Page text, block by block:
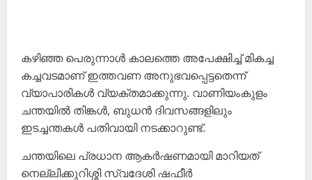
കഴിഞ്ഞ പെരുന്നാൾ കാലത്തെ അപേക്ഷിച്ച് മികച്ച
കച്ചവടമാണ് ഇത്തവണ അനുഭവപ്പെട്ടതെന്ന്
വ്യാപാരികൾ വ്യക്തമാക്കുന്നു. വാണിയംകുളം
ചന്തയിൽ തിങ്കൾ, ബുധൻ ദിവസങ്ങളിലും
ഇടച്ചന്തകൾ പതിവായി നടക്കാറുണ്ട്.
ചന്തയിലെ പ്രധാന ആകർഷണമായി മാറിയത്
നെല്ലിക്കുറിശ്ശി സ്വദേശി ഷഫീർ